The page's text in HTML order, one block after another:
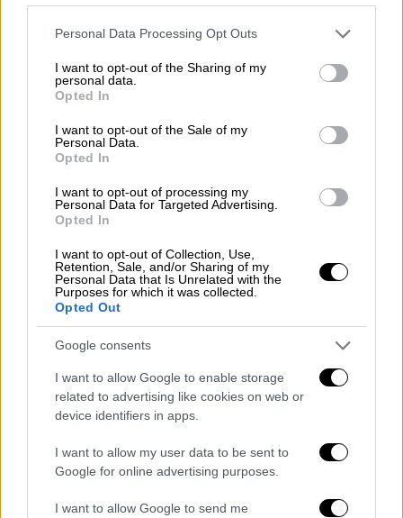
Please note that this website/app uses one or more Google
not limited to your visit or usage behaviour. You may click to
grant or deny consent to Google and its third-party tags to
use your data for below specified purposes in below Google
consent section.
Personal Data Processing Opt Outs
I want to opt-out of the Sharing of my
personal data.
Opted In
I want to opt-out of the Sale of my
Personal Data.
Opted In
I want to opt-out of processing my
Personal Data for Targeted Advertising.
Opted In
I want to opt-out of Collection, Use,
Retention, Sale, and/or Sharing of my
Personal Data that Is Unrelated with the
Purposes for which it was collected.
Opted Out
Google consents
I want to allow Google to enable storage
related to advertising like cookies on web or
device identifiers in apps.
I want to allow my user data to be sent to
Google for online advertising purposes.
I want to allow Google to send me
επικουρικές συντάξεις των
συνταξιούχων που προέρχονται από
τους τέως φορείς: ΙΚΑ-ΕΤΑΜ, τράπεζες,
εντασσόμενα (ΤΣΕΑΠΓΣΟ,ΤΣΠ-ΗΣΑΠ),
τελειώνει σε 1, 3, 5, 7, 9.
Την Πέμπτη 27 Οκτωβρίου 2022 θα
καταβληθούν οι κύριες και οι
επικουρικές συντάξεις των
συνταξιούχων που προέρχονται από
τους τέως φορείς: ΙΚΑ-ΕΤΑΜ, τράπεζες,
εντασσόμενα (ΤΣΕΑΠΓΣΟ,ΤΣΠ-ΗΣΑΠ),
ΟΤΕ και Δημόσιο, που ο ΑΜΚΑ τους
τελειώνει σε 0, 2, 4, 6, 8.
video